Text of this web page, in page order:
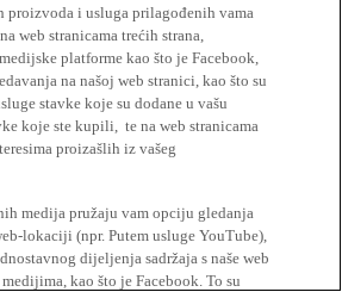
proizvoda i usluga prilagođenih vama
web stranicama trećih strana,
platforme kao što je Facebook,
na našoj web stranici, kao što su
stavke koje su dodane u vašu
koje ste kupili, te na web stranicama
proizašlih iz vašeg
medija pružaju vam opciju gledanja
lokaciji (npr. Putem usluge YouTube),
dijeljenja sadržaja s naše web
kao što je Facebook. To su